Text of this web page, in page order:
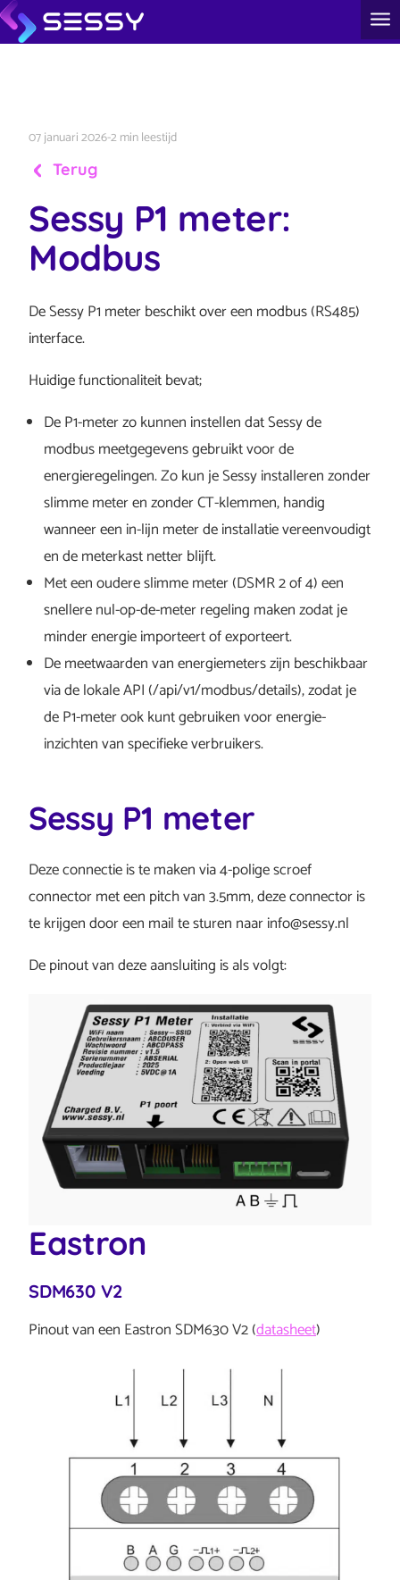
07 januari 2026-2 min leestijd
Terug
Sessy P1 meter:
Modbus
De Sessy P1 meter beschikt over een modbus (RS485)
interface.
Huidige functionaliteit bevat;
De P1-meter zo kunnen instellen dat Sessy de
modbus meetgegevens gebruikt voor de
energieregelingen. Zo kun je Sessy installeren zonder
slimme meter en zonder CT-klemmen, handig
wanneer een in-lijn meter de installatie vereenvoudigt
en de meterkast netter blijft.
Met een oudere slimme meter (DSMR 2 of 4) een
snellere nul-op-de-meter regeling maken zodat je
minder energie importeert of exporteert.
De meetwaarden van energiemeters zijn beschikbaar
via de lokale API (/api/v1/modbus/details), zodat je
de P1-meter ook kunt gebruiken voor energie-
inzichten van specifieke verbruikers.
Sessy P1 meter
Deze connectie is te maken via 4-polige scroef
connector met een pitch van 3.5mm, deze connector is
te krijgen door een mail te sturen naar info@sessy.nl
De pinout van deze aansluiting is als volgt:
Eastron
SDM630 V2
Pinout van een Eastron SDM630 V2 (datasheet)